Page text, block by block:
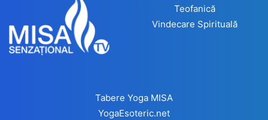
Teofanică
Vindecare Spirituală
Tabere Yoga MISA
YogaEsoteric.net